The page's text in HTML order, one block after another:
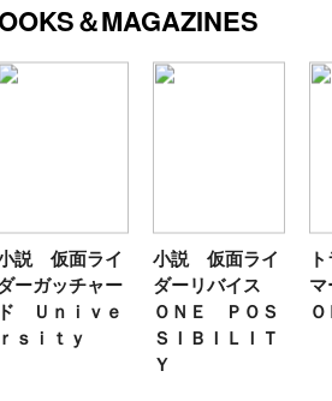
＆MAGAZINES
イ
ー
小説 仮面ライ
ダーリバイス
ＯＮＥ ＰＯＳ
ＳＩＢＩＬＩＴ
トランスフォ
マーＦＡＮＢ
ＯＫ２０２６